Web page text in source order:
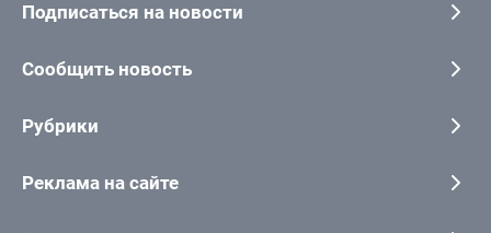
Подписаться на новости
Сообщить новость
Рубрики
Реклама на сайте